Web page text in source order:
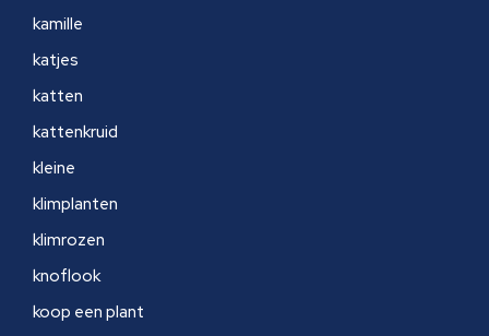
kamille
katjes
katten
kattenkruid
kleine
klimplanten
klimrozen
knoflook
koop een plant